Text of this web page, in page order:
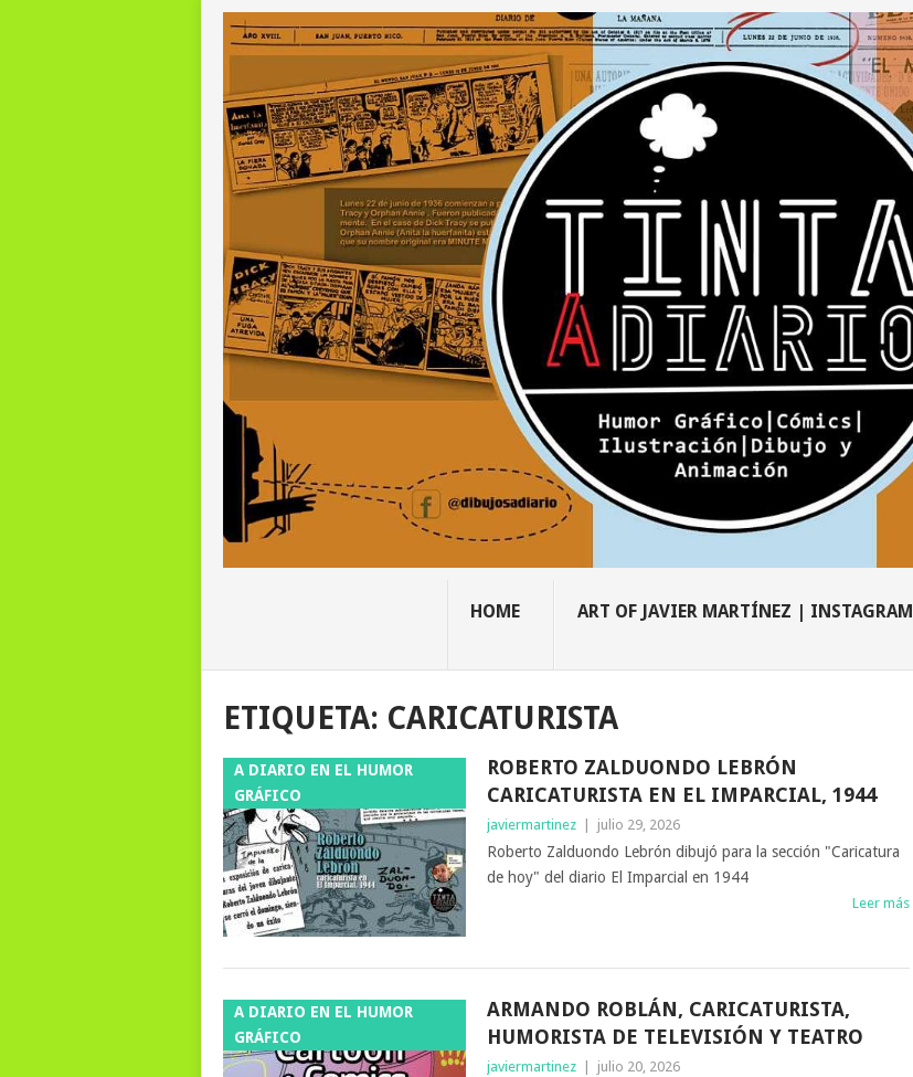
HOME ART OF JAVIER MARTÍNEZ | INSTAGRAM
ETIQUETA: CARICATURISTA
A DIARIO EN EL HUMOR
GRÁFICO
ROBERTO ZALDUONDO LEBRÓN
CARICATURISTA EN EL IMPARCIAL, 1944
javiermartinez | julio 29, 2026
Roberto Zalduondo Lebrón dibujó para la sección "Caricatura
de hoy" del diario El Imparcial en 1944
Leer más
A DIARIO EN EL HUMOR
GRÁFICO
ARMANDO ROBLÁN, CARICATURISTA,
HUMORISTA DE TELEVISIÓN Y TEATRO
javiermartinez | julio 20, 2026